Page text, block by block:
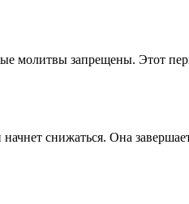
молитвы запрещены. Этот
снижаться. Она